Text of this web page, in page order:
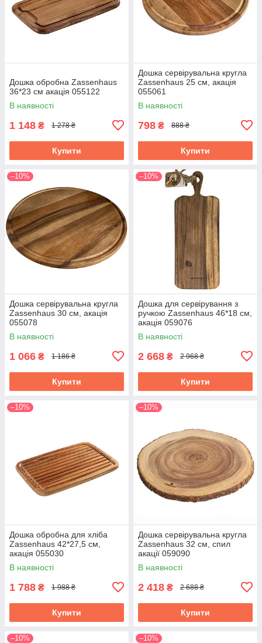
Дошка обробна Zassenhaus
36*23 см акація 055122
В наявності
1 148 ₴ 1 278 ₴
Купити
Дошка сервірувальна кругла
Zassenhaus 25 см, акація
055061
В наявності
798 ₴ 888 ₴
Купити
–10%
Дошка сервірувальна кругла
Zassenhaus 30 см, акація
055078
В наявності
1 066 ₴ 1 186 ₴
Купити
–10%
Дошка для сервірування з
ручкою Zassenhaus 46*18 см,
акація 059076
В наявності
2 668 ₴ 2 968 ₴
Купити
–10%
Дошка обробна для хліба
Zassenhaus 42*27,5 см,
акація 055030
В наявності
1 788 ₴ 1 988 ₴
Купити
–10%
Дошка сервірувальна кругла
Zassenhaus 32 см, спил
акації 059090
В наявності
2 418 ₴ 2 688 ₴
Купити
–10% –10%